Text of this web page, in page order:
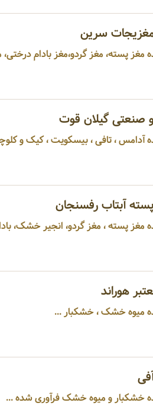
سرین
مغز پسته، مغز گردو،مغز بادام
صنعتی گیلان قوت
آدامس ، تافی ، بیسکویت ، کیک و
آبتاب رفسنجان
مغز پسته ، مغز گردو، انجیر خشک،
هوراند
میوه خشک ، خشکبار ...
شده ...